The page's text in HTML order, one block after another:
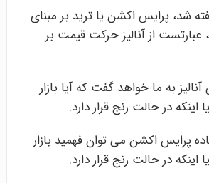
شد، پرایس اکشن یا ترید بر مبنای
عبارتست از آنالیز حرکت قیمت بر
به ما خواهد گفت که آیا بازار
اینکه در حالت رنج قرار دارد.
پرایس اکشن می توان فهمید بازار
اینکه در حالت رنج قرار دارد.